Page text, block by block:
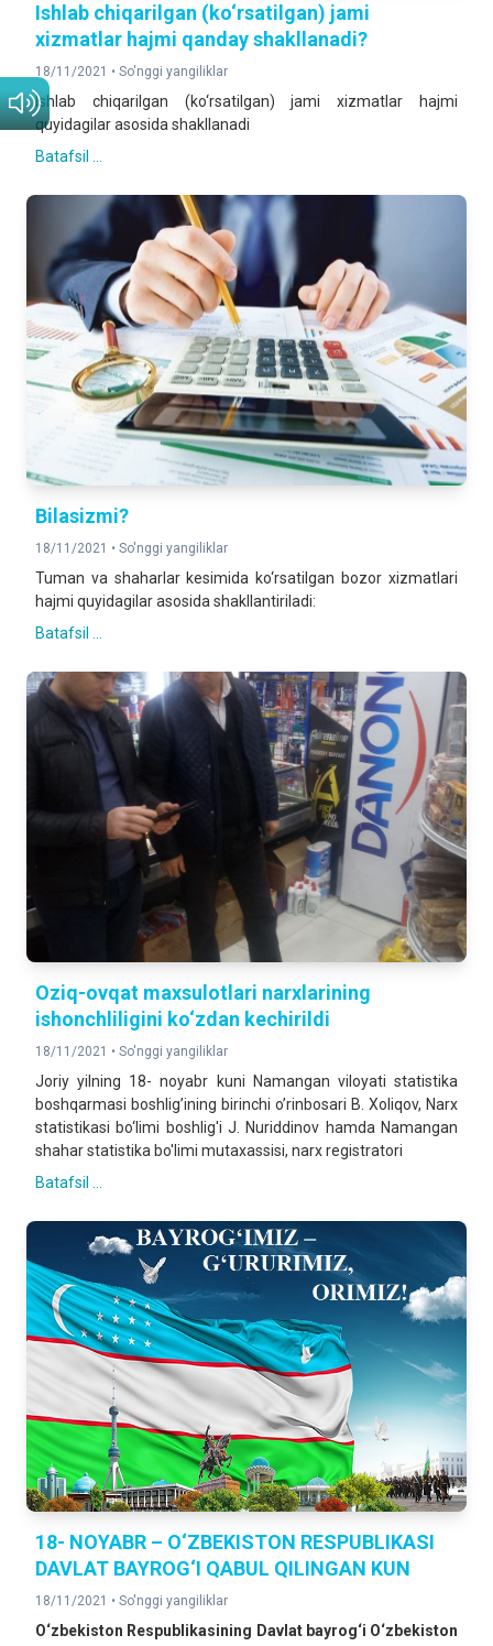
Ishlab chiqarilgan (ko‘rsatilgan) jami
xizmatlar hajmi qanday shakllanadi?
18/11/2021 • So'nggi yangiliklar
Ishlab chiqarilgan (ko‘rsatilgan) jami xizmatlar hajmi
quyidagilar asosida shakllanadi
Batafsil ...
Bilasizmi?
18/11/2021 • So'nggi yangiliklar
Tuman va shaharlar kesimida ko‘rsatilgan bozor xizmatlari
hajmi quyidagilar asosida shakllantiriladi:
Batafsil ...
Oziq-ovqat maxsulotlari narxlarining
ishonchliligini ko‘zdan kechirildi
18/11/2021 • So'nggi yangiliklar
Joriy yilning 18- noyabr kuni Namangan viloyati statistika
boshqarmasi boshligʼining birinchi oʼrinbosari B. Xoliqov, Narx
statistikasi bo‘limi boshlig'i J. Nuriddinov hamda Namangan
shahar statistika bo'limi mutaxassisi, narx registratori
Batafsil ...
18- NOYABR – O‘ZBEKISTON RESPUBLIKASI
DAVLAT BAYROG‘I QABUL QILINGAN KUN
18/11/2021 • So'nggi yangiliklar
O‘zbekiston Respublikasining Davlat bayrog‘i O‘zbekiston